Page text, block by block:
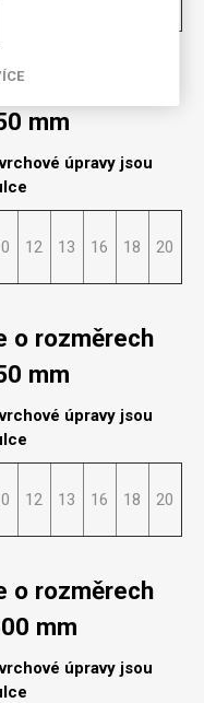
o rozměrech
mm
úpravy jsou
12 13 16 18 20
o rozměrech
mm
úpravy jsou
12 13 16 18 20
o rozměrech
mm
úpravy jsou